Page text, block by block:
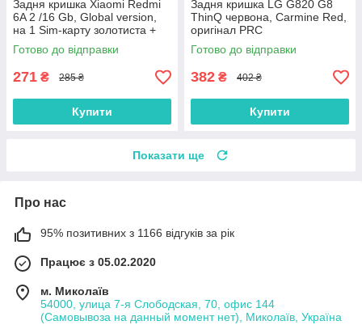
Задня кришка Xiaomi Redmi
6A 2 /16 Gb, Global version,
на 1 Sim-карту золотиста +
скло камери
Готово до відправки
271 ₴ 285 ₴
Купити
Задня кришка LG G820 G8
ThinQ червона, Carmine Red,
оригінал PRC
Готово до відправки
382 ₴ 402 ₴
Купити
Показати ще
Про нас
95% позитивних з 1166 відгуків за рік
Працює з 05.02.2020
м. Миколаїв
54000, улица 7-я Слободская, 70, офис 144
(Самовывоза на данный момент нет), Миколаїв, Україна